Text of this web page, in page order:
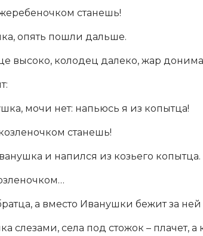
станешь!
опять пошли дальше.
высоко, колодец далеко, жар
мочи нет: напьюсь я из копытца!
станешь!
и напился из козьего копытца.
а вместо Иванушки бежит за
слезами, села под стожок – плачет, а